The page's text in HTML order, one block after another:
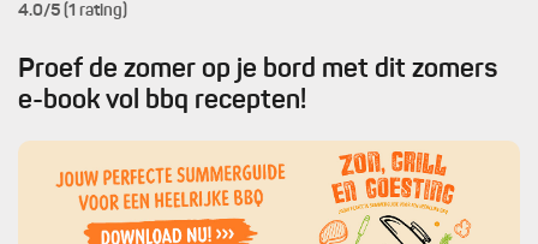
4.0/5 (1 rating)
Proef de zomer op je bord met dit zomers
e-book vol bbq recepten!